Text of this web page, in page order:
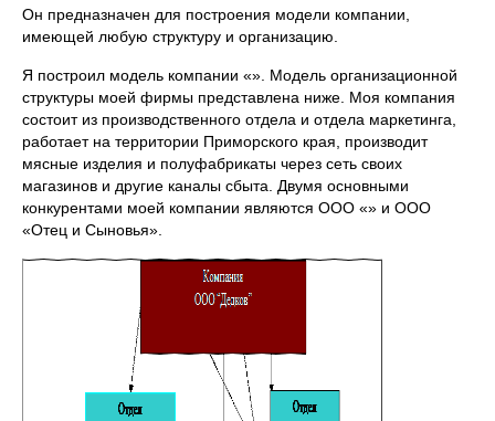
Он предназначен для построения модели компании,
имеющей любую структуру и организацию.
Я построил модель компании «». Модель организационной
структуры моей фирмы представлена ниже. Моя компания
состоит из производственного отдела и отдела маркетинга,
работает на территории Приморского края, производит
мясные изделия и полуфабрикаты через сеть своих
магазинов и другие каналы сбыта. Двумя основными
конкурентами моей компании являются ООО «» и ООО
«Отец и Сыновья».